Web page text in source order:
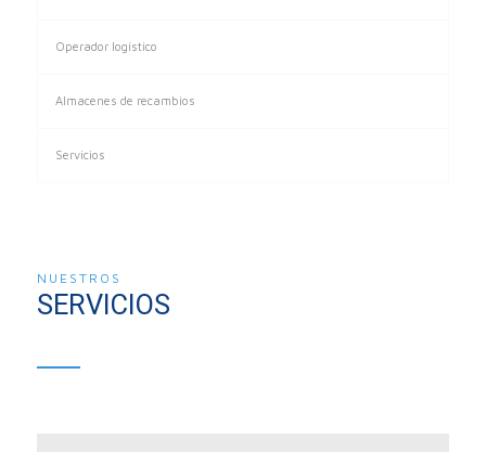
Operador logístico
Almacenes de recambios
Servicios
NUESTROS
SERVICIOS